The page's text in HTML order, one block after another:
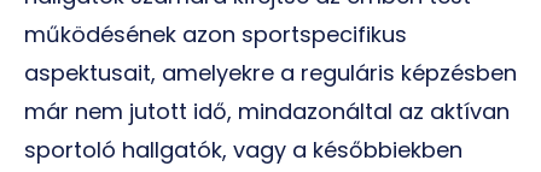
működésének azon sportspecifikus
aspektusait, amelyekre a reguláris képzésben
már nem jutott idő, mindazonáltal az aktívan
sportoló hallgatók, vagy a későbbiekben